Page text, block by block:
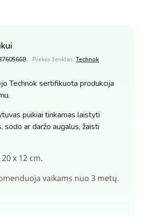
Prekės ženklas:Technok
Technok sertifikuota produkcija
puikiai tinkamas laistyti
sodo ar daržo augalus, žaisti
20 х 12 cm.
vaikams nuo 3 metų.